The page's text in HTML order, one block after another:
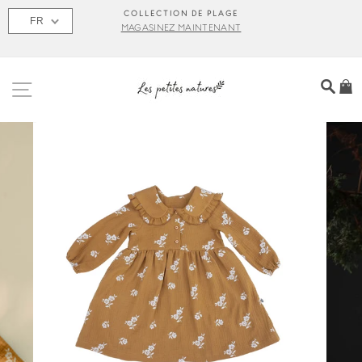
Passer
COLLECTION DE PLAGE
MAGASINEZ MAINTENANT
FR